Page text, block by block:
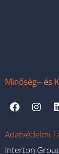
Minőség– és
Adatvédelmi
Interton